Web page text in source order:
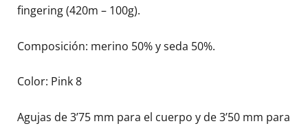
fingering (420m – 100g).
Composición: merino 50% y seda 50%.
Color: Pink 8
Agujas de 3’75 mm para el cuerpo y de 3’50 mm para